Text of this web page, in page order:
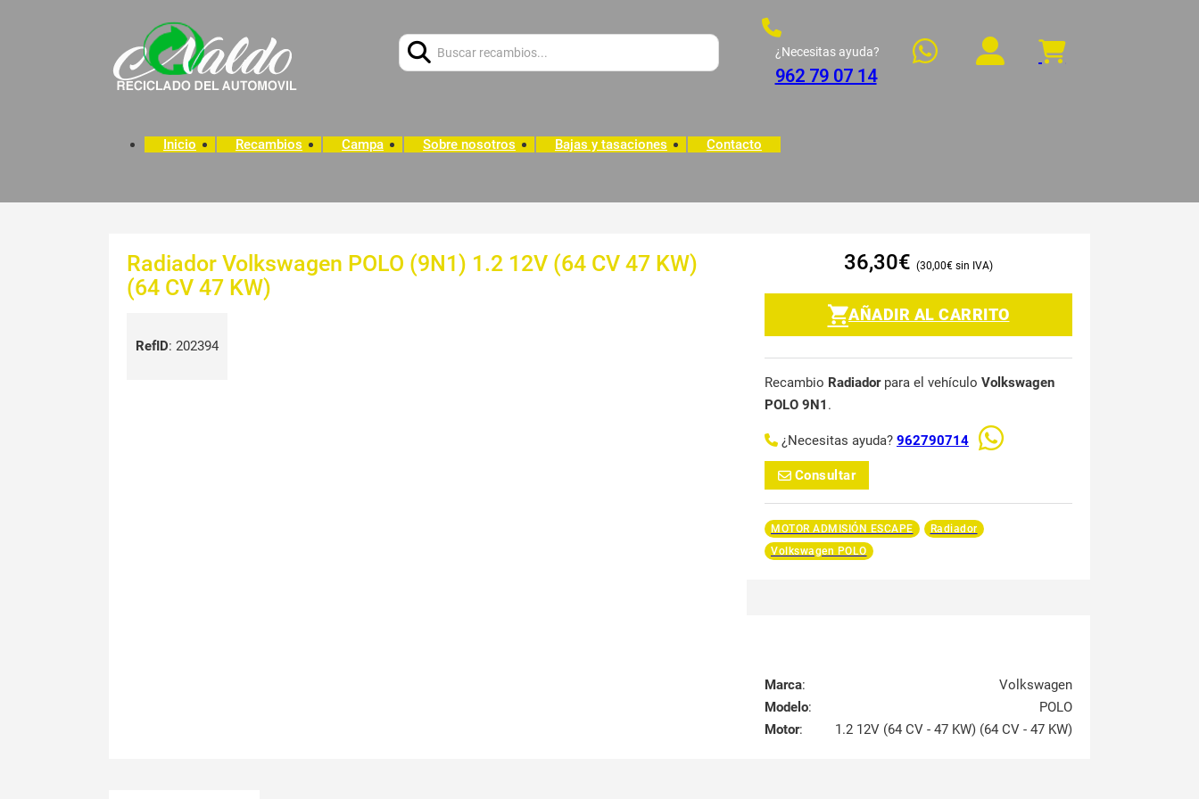
¿Necesitas ayuda?
962 79 07 14
Inicio Recambios Campa Sobre nosotros Bajas y tasaciones Contacto
Radiador Volkswagen POLO (9N1) 1.2 12V (64 CV 47 KW)
(64 CV 47 KW)
RefID: 202394
36,30€ 30,00€
AÑADIR AL CARRITO
Recambio Radiadorpara el vehículo Volkswagen
POLO 9N1 .
¿Necesitas ayuda? 962790714
Consultar
MOTOR ADMISIÓN ESCAPE
Radiador
Volkswagen POLO
Marca:
Volkswagen
Modelo:
POLO
Motor: 1.2 12V (64 CV - 47 KW) (64 CV - 47 KW)